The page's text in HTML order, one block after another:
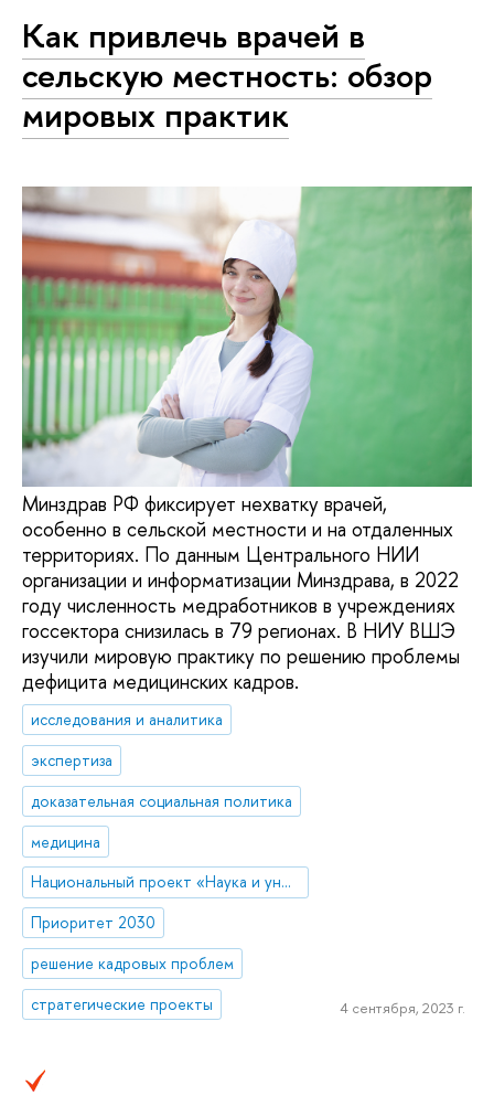
Как привлечь врачей в
сельскую местность: обзор
мировых практик
Минздрав РФ фиксирует нехватку врачей,
особенно в сельской местности и на отдаленных
территориях. По данным Центрального НИИ
организации и информатизации Минздрава, в 2022
году численность медработников в учреждениях
госсектора снизилась в 79 регионах. В НИУ ВШЭ
изучили мировую практику по решению проблемы
дефицита медицинских кадров.
исследования и аналитика
экспертиза
доказательная социальная политика
медицина
Национальный проект «Наука и университеты»
Приоритет 2030
решение кадровых проблем
стратегические проекты
4 сентября, 2023 г.